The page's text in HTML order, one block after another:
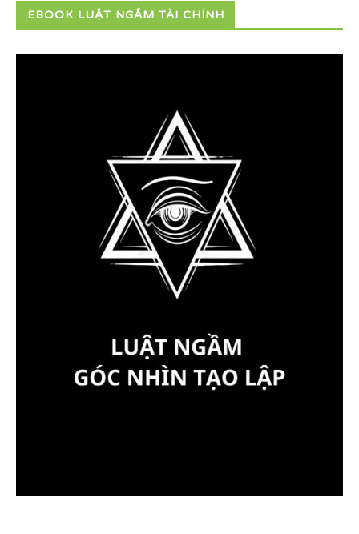
EBOOK LUẬT NGẦM TÀI CHÍNH